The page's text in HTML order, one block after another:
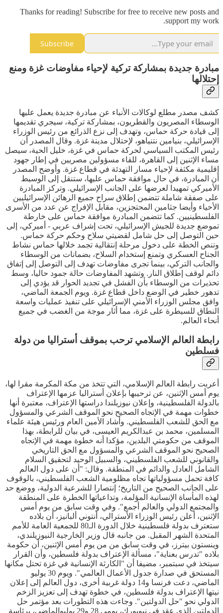
Thanks for reading! Subscribe for free to receive new posts and
support my work.
Subscribe
مبادرة جديدة بمشاركة تركية لإحياء مفاوضات غزة ومنع
إحتلالها
كشف مصدر مطلع لوكالات الأنباء عن مبادرة جديدة يعمل عليها
الوسطاء المصريون والقطريون، بمشاركة تركية، سيجري تقديمها
إلى قيادة حركة حماس، وتهدف إلى نزع الذرائع من رئيس الوزراء
الإسرائيلي، بنيامين نتنياهو، لإحتلال مدينة غزة. وقال المصدر أن
رئيس المكتب السياسي لحركة حماس في غزة، خليل الحية، سيصل
مساء الإثنين إلى القاهرة، للقاء مسؤولين مصريين في إطار جهود
إقليمية مكثفة لإحياء مسار التهدئة في قطاع غزة. وأوضح المصدر
أن المبادرة، في حال موافقة حماس عليها، ستنقل إلى الوسيط
الأميركي تمهيدا لعرضها على الجانب الإسرائيلي. وتركز المبادرة
على صفقة شاملة تتضمن إطلاق سراح جميع الرهائن الإسرائيليين
الأحياء وأيضا جثامين المحتجزين، مقابل الإفراج عن عدد من الأسرى
الفلسطينيين. كما تتضمن المبادرة موافقة حماس على خارطة
تموضع جديدة للجيش الإسرائيلي، تحت إشراف عربي - أميركي، إلى
حين التوصل إلى حل شامل لقضيتي سلاح وحكم حركة حماس.
وتنص الخطة على دخول مرحلة إنتقالية تجمد خلالها حماس نشاط
الجناح العسكري وتمنع إستخدام السلاح، بضمانات من الوسطاء
والجانب التركي، بينما تجرى مفاوضات تهدف إلى التوصل إلى إتفاق
دائم لوقف إطلاق النار. وتشهد المفاوضات حالة جمود حاليا، وسط
تحذيرات من الوسطاء بأن الفشل في تجديد الحوار قد يؤدي إلى
تدهور خطير في الوضع داخل قطاع غزة. ويوم الجمعة الماضي،
وافق مجلس الوزراء الأمني الإسرائيلي على تنفيذ عمليات واسعة
النطاق للسيطرة على غزة، مما أثار موجة من الغضب في جميع
أنحاء العالم.
رابطة العالم الإسلامي ترحب بموقف أستراليا من دولة
فسلطين
أعربت رابطة العالم الإسلامي، التي تتخذ من مكة المكرمة مقرا لها،
يوم أمس الإثنين، عن ترحيبها بإعلان أستراليا عزمها الإعتراف
بالدولة الفلسطينية، وإعلان نيوزيلندا دراستها الإعتراف، معتبرة أنها
خطوات مهمة في الإتجاه الصحيح نحو الموقف الشرعي والمسؤول
مع الحق للشعب الفلسطيني. وأشاد الأمين العام ورئيس هيئة علماء
المسلمين، محمد بن عبدالكريم العيسى، في بيان للرابطة، بهذا
الموقف من حكومتي البلدين، مؤكدا أنه خطوة مهمة في الإتجاه
الصحيح نحو الموقف الشرعي والمسؤول مع الحق التاريخي
والقانوني للشعب الفلسطيني، والسبيل الوحيد لتحقيق السلام
الشامل العادل والدائم في المنطقة. وقال: "أن على دول العالم
كافة تحمل مسؤولياتها تجاه مظلومية الشعب الفلسطيني، بالوقوف
على الجانب الصحيح من التاريخ؛ إنتصارا للشرعية الدولية، ووضع حد
لهذه المأساة الإنسانية المؤلمة، وتداعياتها الخطرة على المنطقة
والمجتمع الدولي والعالم أجمع". وفي وقت سابق من يوم أمس
الإثنين، أعلن رئيس الوزراء الأسترالي، أنتوني ألبانيز، أن بلاده
ستعترف بدولة فلسطينية خلال الدورة الـ80 للجمعية العامة للأمم
المتحدة الشهر المقبل. من جانبه قال وزير الخارجية النيوزيلندي،
وينستون بيترز، في وقت سابق من من يوم أمس الإثنين، أن حكومة
بلاده "تدرس بعناية"، مسألة الإعتراف بدولة فلسطين، وأن القرار
سيتخذ في سبتمبر، مضيفا أن "الكارثة الإنسانية في غزة تحتل مكانها
المستحق في صدارة جدول الأعمال العالمي". ويوم 30 يوليو
الماضي، دعت فرنسا و14 دولة غربية أخرى، دول العالم إلى إعلان
نيتها الإعتراف بدولة فلسطين، في خطوة تهدف إلى تعزيز الزخم
الدولي نحو "حل الدولتين". وجاءت هذه التطورات بعد مؤتمر حل
الدولتين الذي عقد في نيويورك، يومي 28 و29 يوليوالماضي، برئاسة